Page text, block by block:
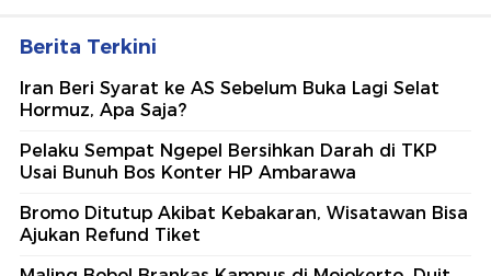
Berita Terkini
Iran Beri Syarat ke AS Sebelum Buka Lagi Selat
Hormuz, Apa Saja?
Pelaku Sempat Ngepel Bersihkan Darah di TKP
Usai Bunuh Bos Konter HP Ambarawa
Bromo Ditutup Akibat Kebakaran, Wisatawan Bisa
Ajukan Refund Tiket